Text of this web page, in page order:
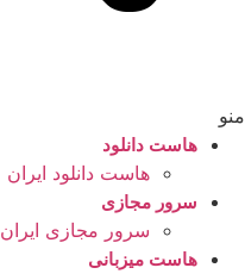
منو
هاست دانلود
هاست دانلود ایران
سرور مجازی
سرور مجازی ایران
هاست میزبانی